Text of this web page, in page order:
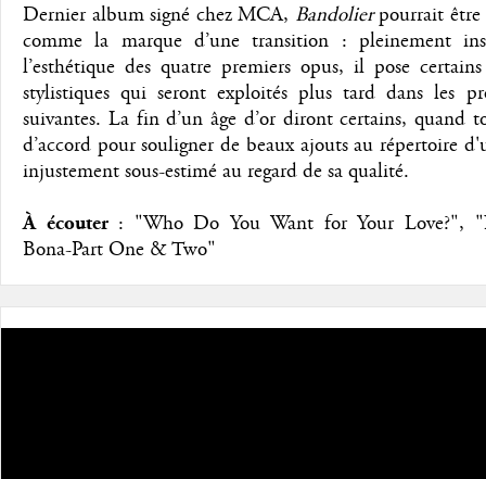
Dernier album signé chez MCA, Bandolierpourrait être
comme la marque d’une transition : pleinement
l’esthétique des quatre premiers opus, il pose
stylistiques qui seront exploités plus tard dans les
suivantes. La fin d’un âge d’or diront certains, quand
d’accord pour souligner de beaux ajouts au répertoire
injustement sous-estimé au regard de sa qualité.
À écouter: "Who Do You Want for Your Love?",
Bona-Part One & Two"